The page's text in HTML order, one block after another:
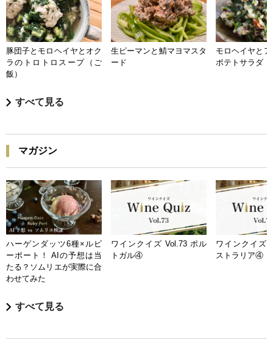
豚団子とモロヘイヤとオク
ラのトロトロスープ（ご
飯）
生ピーマンと鯖マヨマスタ
ード
モロヘイヤと
ポテトサラダ
すべて見る
マガジン
ハーゲンダッツ6種×ルビ
ーポート！ AIの予想は当
たる？ソムリエが実際に合
わせてみた
ワインクイズ Vol.73 ポル
トガル④
ワインクイズ
ストラリア④
すべて見る